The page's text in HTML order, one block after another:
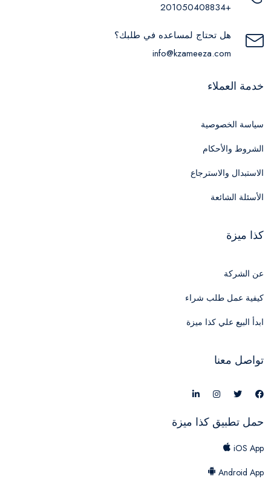
+201050408834
هل تحتاج لمساعده في طلبك؟
info@kzameeza.com
خدمة العملاء
سياسة الخصوصية
الشروط والأحكام
الاستبدال والاسترجاع
الأسئلة الشائعة
كذا ميزة
عن الشركة
كيفية عمل طلب شراء
ابدأ البيع علي كذا ميزة
تواصل معنا
حمل تطبيق كذا ميزة
iOS App
Android App